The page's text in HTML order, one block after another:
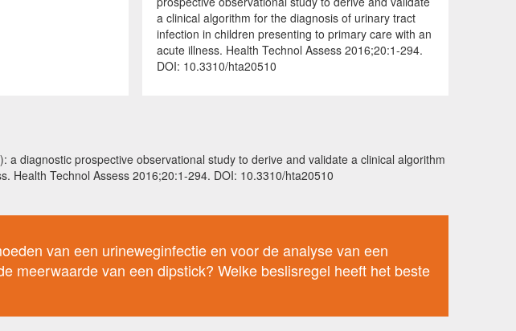
a clinical algorithm for the diagnosis of urinary tract
infection in children presenting to primary care with an
acute illness. Health Technol Assess 2016;20:1-294.
DOI: 10.3310/hta20510
diagnostic prospective observational study to derive and validate a clinical algorithm
Health Technol Assess 2016;20:1-294. DOI: 10.3310/hta20510
van een urineweginfectie en voor de analyse van een
meerwaarde van een dipstick? Welke beslisregel heeft het beste